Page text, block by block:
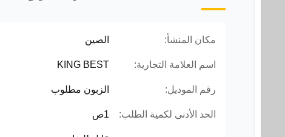
مكان المنشأ: الصين
اسم العلامة التجارية: KING BEST
رقم الموديل: الزبون مطلوب
الحد الأدنى لكمية الطلب: 1ص